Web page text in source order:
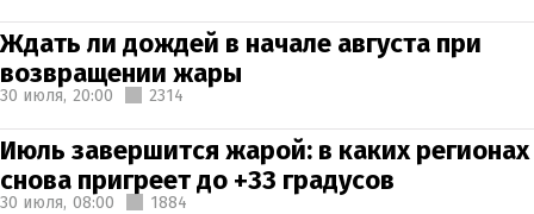
Ждать ли дождей в начале августа при
возвращении жары
30 июля, 20:00 2314
Июль завершится жарой: в каких регионах
снова пригреет до +33 градусов
30 июля, 08:00 1884